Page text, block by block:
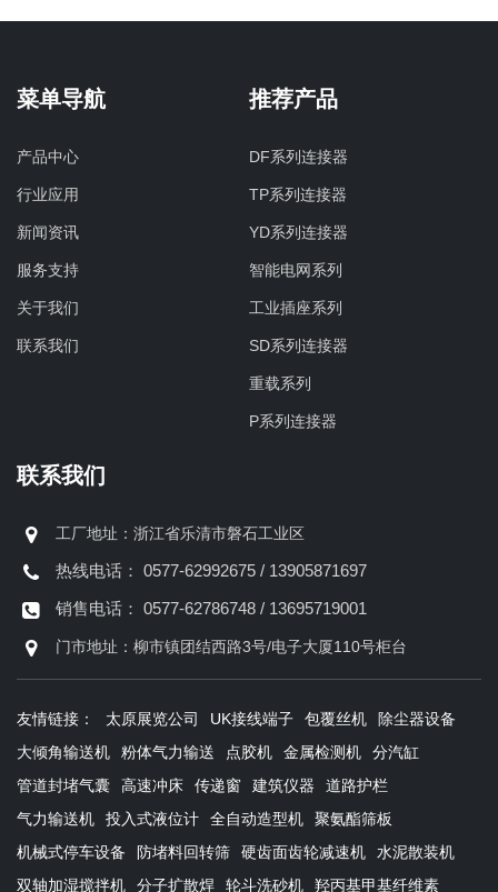
菜单导航
产品中心
行业应用
新闻资讯
服务支持
关于我们
联系我们
推荐产品
DF系列连接器
TP系列连接器
YD系列连接器
智能电网系列
工业插座系列
SD系列连接器
重载系列
P系列连接器
联系我们
工厂地址：浙江省乐清市磐石工业区
热线电话： 0577-62992675 / 13905871697
销售电话： 0577-62786748 / 13695719001
门市地址：柳市镇团结西路3号/电子大厦110号柜台
友情链接： 太原展览公司 UK接线端子 包覆丝机
除尘器设备
大倾角输送机
粉体气力输送 点胶机 金属检测机
分汽缸
管道封堵气囊
高速冲床 传递窗 建筑仪器
道路护栏
气力输送机
投入式液位计 全自动造型机
聚氨酯筛板
机械式停车设备
防堵料回转筛 硬齿面齿轮减速机
水泥散装机
双轴加湿搅拌机
分子扩散焊 轮斗洗砂机 羟丙基甲基纤维素